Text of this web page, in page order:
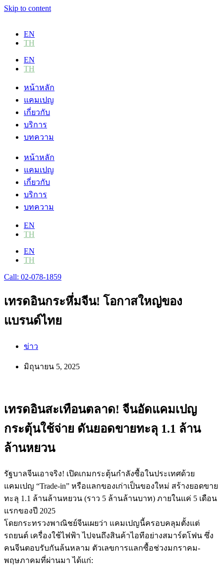
Skip to content
EN
TH
EN
TH
หน้าหลัก
แคมเปญ
เกี่ยวกับ
บริการ
บทความ
หน้าหลัก
แคมเปญ
เกี่ยวกับ
บริการ
บทความ
EN
TH
EN
TH
Call: 02-078-1859
เทรดอินกระหึ่มจีน! โอกาสใหญ่ของ
แบรนด์ไทย
ข่าว
มิถุนายน 5, 2025
เทรดอินสะเทือนตลาด! จีนอัดแคมเปญ
กระตุ้นใช้จ่าย ดันยอดขายทะลุ 1.1 ล้าน
ล้านหยวน
รัฐบาลจีนเอาจริง! เปิดเกมกระตุ้นกำลังซื้อในประเทศด้วย
แคมเปญ “Trade-in” หรือแลกของเก่าเป็นของใหม่ สร้างยอดขาย
ทะลุ 1.1 ล้านล้านหยวน (ราว 5 ล้านล้านบาท) ภายในแค่ 5 เดือน
แรกของปี 2025
โดยกระทรวงพาณิชย์จีนเผยว่า แคมเปญนี้ครอบคลุมตั้งแต่
รถยนต์ เครื่องใช้ไฟฟ้า ไปจนถึงสินค้าไอทีอย่างสมาร์ตโฟน ซึ่ง
คนจีนตอบรับกันล้นหลาม ตัวเลขการแลกซื้อช่วงมกราคม-
พฤษภาคมที่ผ่านมา ได้แก่: